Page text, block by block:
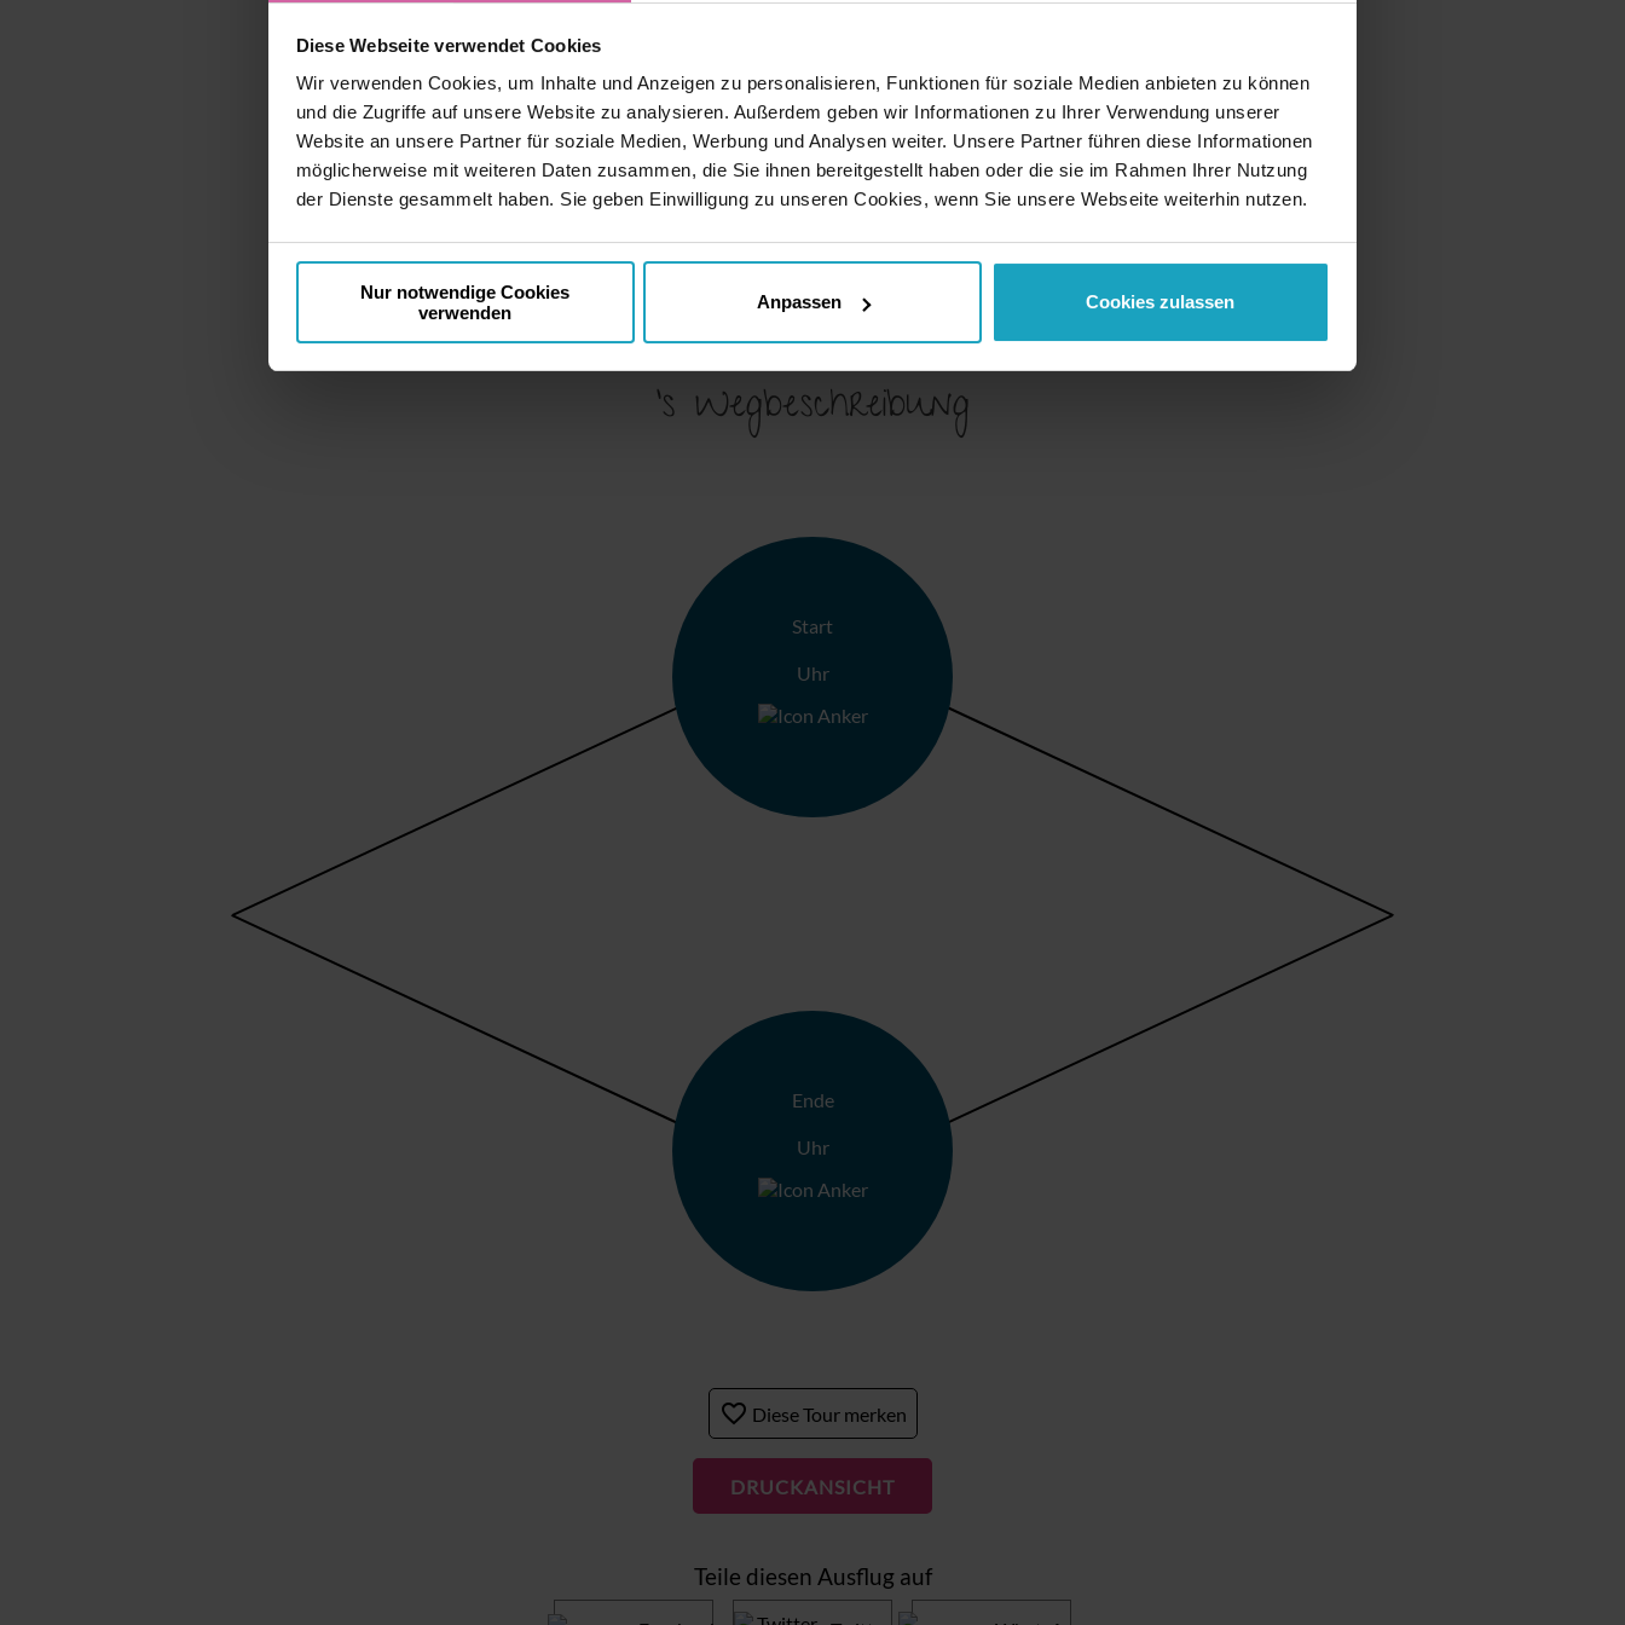
Diese Webseite verwendet Cookies
Wir verwenden Cookies, um Inhalte und Anzeigen zu personalisieren, Funktionen für soziale Medien anbieten zu können
und die Zugriffe auf unsere Website zu analysieren. Außerdem geben wir Informationen zu Ihrer Verwendung unserer
Website an unsere Partner für soziale Medien, Werbung und Analysen weiter. Unsere Partner führen diese Informationen
möglicherweise mit weiteren Daten zusammen, die Sie ihnen bereitgestellt haben oder die sie im Rahmen Ihrer Nutzung
der Dienste gesammelt haben. Sie geben Einwilligung zu unseren Cookies, wenn Sie unsere Webseite weiterhin nutzen.
Nur notwendige Cookies
verwenden
Anpassen Cookies zulassen
0 Std
0.00km
Private Ausgaben
ca. / Person
Laufstrecke
0.00km
favorite_border
's Wegbeschreibung
Start
Uhr
Ende
Uhr
favorite_border Diese Tour merken
DRUCKANSICHT
Teile diesen Ausflug auf